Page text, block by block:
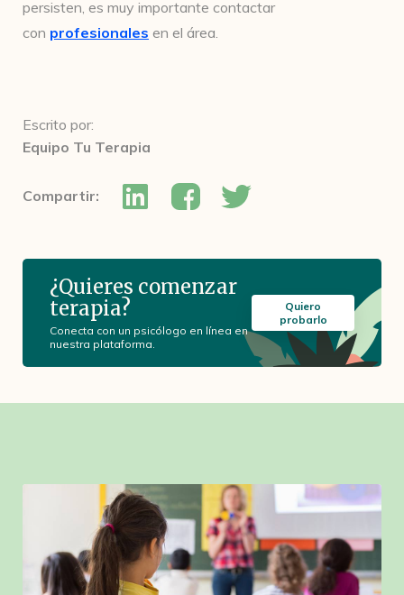
persisten, es muy importante contactar
con profesionales en el área.
Escrito por:
Equipo Tu Terapia
Compartir:
¿Quieres comenzar
terapia?
Conecta con un psicólogo en línea en
nuestra plataforma.
Quiero
probarlo